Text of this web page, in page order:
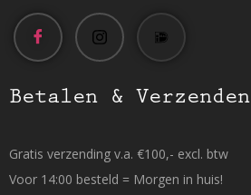
Betalen & Verzenden
Gratis verzending v.a. €100,- excl. btw
Voor 14:00 besteld = Morgen in huis!